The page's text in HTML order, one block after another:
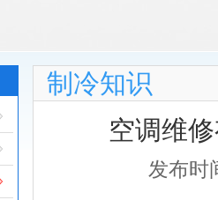
制冷知识
空调维
发布时